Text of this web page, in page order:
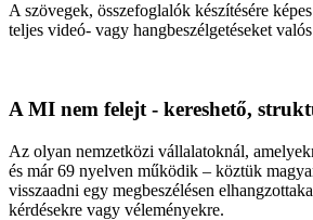
A szövegek, összefoglalók készítésére képes
teljes videó- vagy hangbeszélgetéseket
A MI nem felejt - kereshető,
Az olyan nemzetközi vállalatoknál,
és már 69 nyelven működik – köztük
visszaadni egy megbeszélésen
kérdésekre vagy véleményekre.